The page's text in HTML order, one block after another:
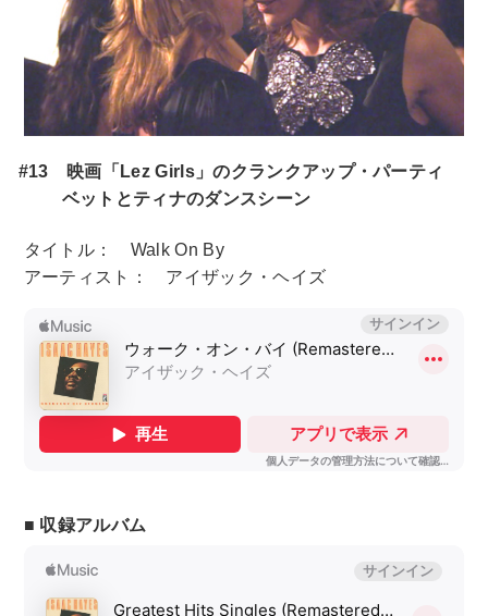
#13 映画「Lez Girls」のクランクアップ・パーティ
ベットとティナのダンスシーン
タイトル： Walk On By
アーティスト： アイザック・ヘイズ
■ 収録アルバム